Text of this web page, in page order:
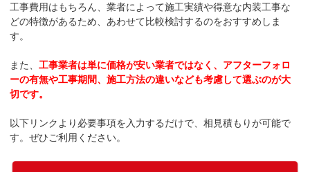
工事費用はもちろん、業者によって施工実績や得意な内装工事な
どの特徴があるため、あわせて比較検討するのをおすすめしま
す。
また、工事業者は単に価格が安い業者ではなく、アフターフォロ
ーの有無や工事期間、施工方法の違いなども考慮して選ぶのが大
切です。
以下リンクより必要事項を入力するだけで、相見積もりが可能で
す。ぜひご利用ください。